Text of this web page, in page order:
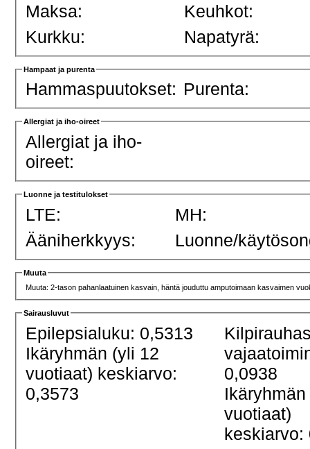
Maksa:
Keuhkot:
Kurkku:
Napatyrä:
Hampaat ja purenta
Hammaspuutokset: Purenta:
Allergiat ja iho-oireet
Allergiat ja iho-
oireet:
Luonne ja testitulokset
LTE:
MH:
Ääniherkkyys:
Luonne/
Muuta
Muuta: 2-tason pahanlaatuinen kasvain, häntä jouduttu amputoimaan kasvaimen
Sairausluvut
Epilepsialuku: 0,5313
Ikäryhmän (yli 12
vuotiaat) keskiarvo:
0,3573
0,0938
vuotiaat)
keskiarvo: